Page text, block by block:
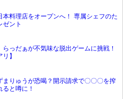
本料理店をオープンへ！ 専属シェフのた
ゼント
らっだぁが不気味な脱出ゲームに挑戦！
】
まりゅうが恐喝？開示請求で〇〇〇を搾
と噂に！